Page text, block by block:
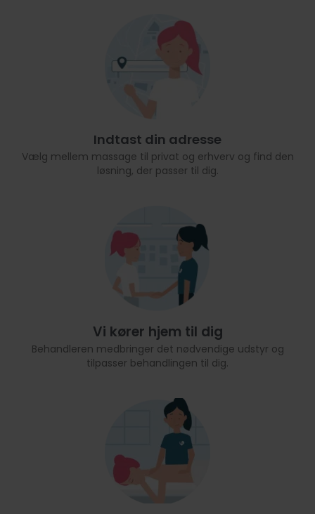
Indtast din adresse
Vælg mellem massage til privat og erhverv og find den
løsning, der passer til dig.
Vi kører hjem til dig
Behandleren medbringer det nødvendige udstyr og
tilpasser behandlingen til dig.